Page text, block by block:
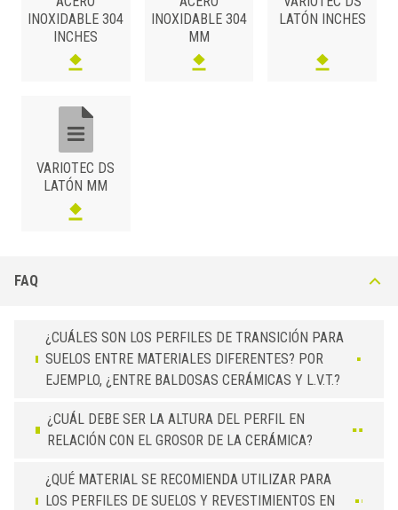
INOXIDABLE 304
INCHES
INOXIDABLE 304
MM
LATÓN INCHES
VARIOTEC DS
LATÓN MM
FAQ
¿CUÁLES SON LOS PERFILES DE TRANSICIÓN PARA
SUELOS ENTRE MATERIALES DIFERENTES? POR
EJEMPLO, ¿ENTRE BALDOSAS CERÁMICAS Y L.V.T.?
¿CUÁL DEBE SER LA ALTURA DEL PERFIL EN
RELACIÓN CON EL GROSOR DE LA CERÁMICA?
¿QUÉ MATERIAL SE RECOMIENDA UTILIZAR PARA
LOS PERFILES DE SUELOS Y REVESTIMIENTOS EN